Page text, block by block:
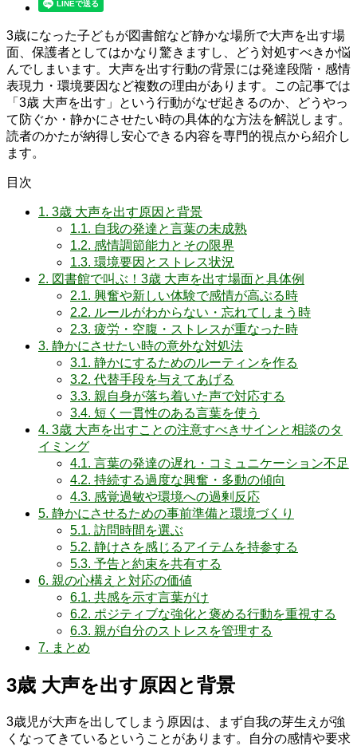
3歳になった子どもが図書館など静かな場所で大声を出す場
面、保護者としてはかなり驚きますし、どう対処すべきか悩
んでしまいます。大声を出す行動の背景には発達段階・感情
表現力・環境要因など複数の理由があります。この記事では
「3歳 大声を出す」という行動がなぜ起きるのか、どうやっ
て防ぐか・静かにさせたい時の具体的な方法を解説します。
読者のかたが納得し安心できる内容を専門的視点から紹介し
ます。
目次
1. 3歳 大声を出す原因と背景
1.1. 自我の発達と言葉の未成熟
1.2. 感情調節能力とその限界
1.3. 環境要因とストレス状況
2. 図書館で叫ぶ！3歳 大声を出す場面と具体例
2.1. 興奮や新しい体験で感情が高ぶる時
2.2. ルールがわからない・忘れてしまう時
2.3. 疲労・空腹・ストレスが重なった時
3. 静かにさせたい時の意外な対処法
3.1. 静かにするためのルーティンを作る
3.2. 代替手段を与えてあげる
3.3. 親自身が落ち着いた声で対応する
3.4. 短く一貫性のある言葉を使う
4. 3歳 大声を出すことの注意すべきサインと相談のタ
イミング
4.1. 言葉の発達の遅れ・コミュニケーション不足
4.2. 持続する過度な興奮・多動の傾向
4.3. 感覚過敏や環境への過剰反応
5. 静かにさせるための事前準備と環境づくり
5.1. 訪問時間を選ぶ
5.2. 静けさを感じるアイテムを持参する
5.3. 予告と約束を共有する
6. 親の心構えと対応の価値
6.1. 共感を示す言葉がけ
6.2. ポジティブな強化と褒める行動を重視する
6.3. 親が自分のストレスを管理する
7. まとめ
3歳 大声を出す原因と背景
3歳児が大声を出してしまう原因は、まず自我の芽生えが強
くなってきているということがあります。自分の感情や要求